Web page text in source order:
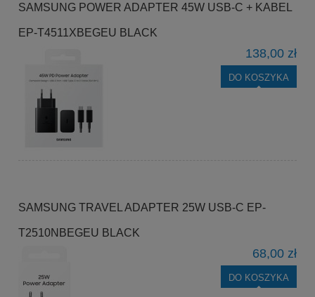
SAMSUNG POWER ADAPTER 45W USB-C + KABEL
EP-T4511XBEGEU BLACK
138,00 zł
DO KOSZYKA
SAMSUNG TRAVEL ADAPTER 25W USB-C EP-
T2510NBEGEU BLACK
68,00 zł
DO KOSZYKA